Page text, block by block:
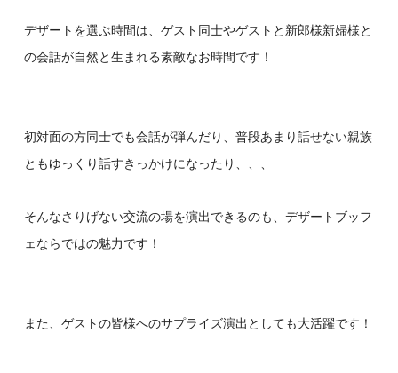
デザートを選ぶ時間は、ゲスト同士やゲストと新郎様新婦様と
の会話が自然と生まれる素敵なお時間です！
初対面の方同士でも会話が弾んだり、普段あまり話せない親族
ともゆっくり話すきっかけになったり、、、
そんなさりげない交流の場を演出できるのも、デザートブッフ
ェならではの魅力です！
また、ゲストの皆様へのサプライズ演出としても大活躍です！